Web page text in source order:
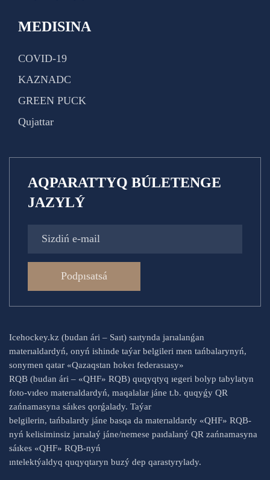
MEDISINA
COVID-19
KAZNADC
GREEN PUCK
Qujattar
AQPARATTYQ BÚLETENGE
JAZYLÝ
Podpısatsá
Icehockey.kz (budan ári – Saıt) saıtynda jarıalanǵan
materıaldardyń, onyń ishinde taýar belgileri men tańbalarynyń,
sonymen qatar «Qazaqstan hokeı federasıasy»
RQB (budan ári – «QHF» RQB) quqyqtyq ıegeri bolyp tabylatyn
foto-vıdeo materıaldardyń, maqalalar jáne t.b. quqyǵy QR
zańnamasyna sáıkes qorǵalady. Taýar
belgilerin, tańbalardy jáne basqa da materıaldardy «QHF» RQB-
nyń kelisiminsiz jarıalaý jáne/nemese paıdalaný QR zańnamasyna
sáıkes «QHF» RQB-nyń
ıntelektýaldyq quqyqtaryn buzý dep qarastyrylady.